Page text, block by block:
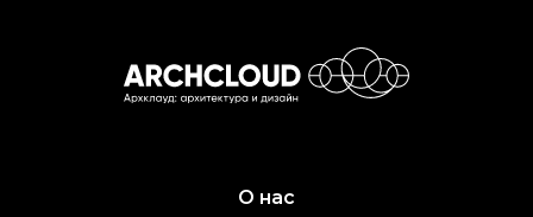
О нас